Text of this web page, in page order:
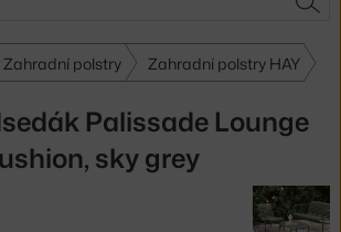
Zahradní polstry Zahradní polstry HAY
Palissade Lounge
sky grey